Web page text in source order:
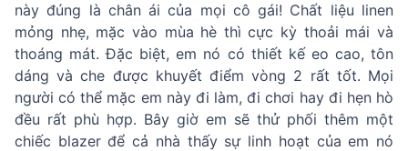
này đúng là chân ái của mọi cô gái! Chất liệu linen
mỏng nhẹ, mặc vào mùa hè thì cực kỳ thoải mái và
thoáng mát. Đặc biệt, em nó có thiết kế eo cao, tôn
dáng và che được khuyết điểm vòng 2 rất tốt. Mọi
người có thể mặc em này đi làm, đi chơi hay đi hẹn hò
đều rất phù hợp. Bây giờ em sẽ thử phối thêm một
chiếc blazer để cả nhà thấy sự linh hoạt của em nó